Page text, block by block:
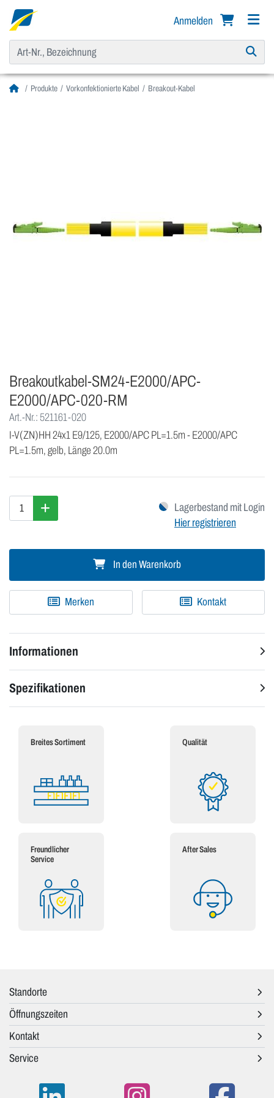
Anmelden
Produkte Vorkonfektionierte Kabel Breakout-Kabel
Breakoutkabel-SM24-E2000/APC-
E2000/APC-020-RM
Art.-Nr.: 521161-020
I-V(ZN)HH 24x1 E9/125, E2000/APC PL=1.5m - E2000/APC
PL=1.5m, gelb, Länge 20.0m
Lagerbestand mit Login
Hier registrieren
In den Warenkorb
Merken Kontakt
Informationen
Spezifikationen
Breites Sortiment Qualität
Freundlicher
Service
After Sales
Standorte
Öffnungszeiten
Kontakt
Service